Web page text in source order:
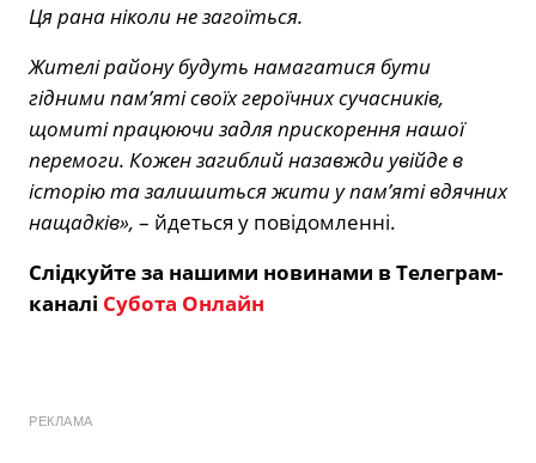
Ця рана ніколи не загоїться.
Жителі району будуть намагатися бути
гідними пам’яті своїх героїчних сучасників,
щомиті працюючи задля прискорення нашої
перемоги. Кожен загиблий назавжди увійде в
історію та залишиться жити у пам’яті вдячних
нащадків», – йдеться у повідомленні.
Слідкуйте за нашими новинами в Телеграм-
каналі Субота Онлайн
РЕКЛАМА